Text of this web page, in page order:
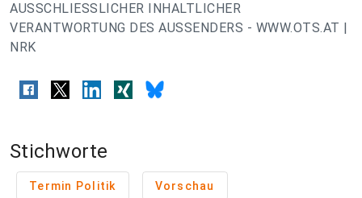
AUSSCHLIESSLICHER INHALTLICHER
VERANTWORTUNG DES AUSSENDERS - WWW.OTS.AT |
NRK
Stichworte
Termin Politik Vorschau